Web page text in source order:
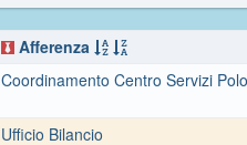
Afferenza
Coordinamento Centro Servizi
Ufficio Bilancio